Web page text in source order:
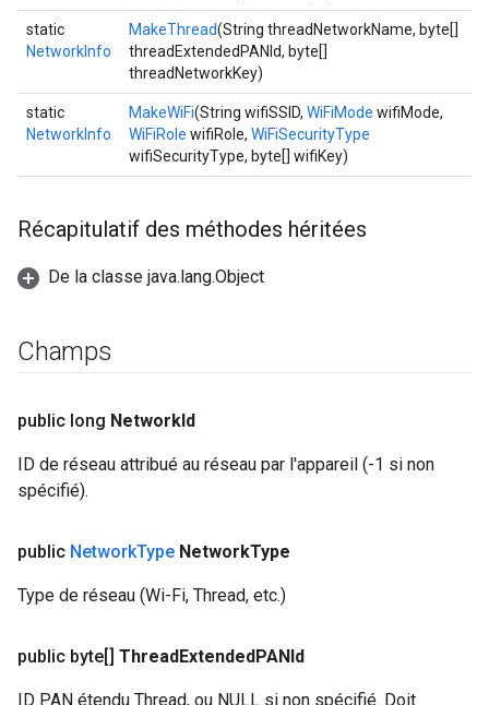
static
NetworkInfo
MakeThread(String threadNetworkName, byte[]
threadExtendedPANId, byte[]
threadNetworkKey)
static
NetworkInfo
MakeWiFi(String wifiSSID, WiFiMode wifiMode,
WiFiRole wifiRole, WiFiSecurityType
wifiSecurityType, byte[] wifiKey)
Récapitulatif des méthodes héritées
De la classe java.lang.Object
Champs
public long NetworkId
ID de réseau attribué au réseau par l'appareil (-1 si non
spécifié).
public NetworkType NetworkType
Type de réseau (Wi-Fi, Thread, etc.)
public byte[] ThreadExtendedPANId
ID PAN étendu Thread, ou NULL si non spécifié. Doit